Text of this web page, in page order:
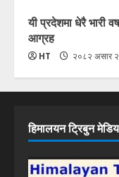
यी प्रदेशमा धेरै भारी
आग्रह
HT २०८२ असार
हिमालयन ट्रिबुन